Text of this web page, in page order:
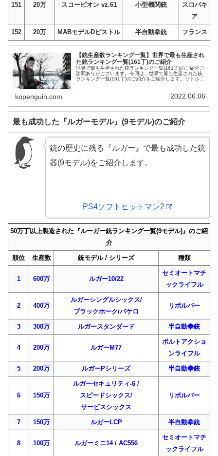
151 20万 スコーピオン vz.61 小型機関銃
スロバキ
ア
152 20万 MABモデルDピストル 半自動拳銃 フランス
【銃生産数ランキング一覧】世界で最も生産され
た銃ランキング一覧(161丁)のご紹介
世界で最も生産された銃ランキング一覧(161丁)のご紹介ご
訪問ありがございます。今回は、世界で最も生産された銃
ランキング一覧(161丁)のご紹介をご紹介します。リトルア
kopenguin.com 2022.06.06
最も成功した『ルガーモデル』(9モデル)のご紹介
銃の歴史に残る『ルガー』で最も成功した銃
器(9モデル)をご紹介します。
PS4ソフトヒットマン2
50万丁以上製造された『ルーガー銃ランキング一覧(9モデル)』のご紹
介
順位 生産数 銃モデル / シリーズ 種類
1 600万 ルガー10/22
セミオートマチ
ックライフル
2 400万
ルガーシングルシックス/
ブラックホーク/バケロ
リボルバー
3 300万 ルガースタンダード 半自動拳銃
4 200万 ルガーM77
ボルトアクショ
ンライフル
5 200万 ルガーPシリーズ 半自動拳銃
6 150万
ルガーセキュリティ-6 /
スピードシックス/
サービスシックス
リボルバー
7 150万 ルガーLCP 半自動拳銃
8 100万 ルガーミニ14 / AC556
セミオートマチ
ックライフル